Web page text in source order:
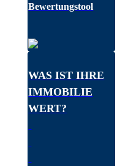
Bewertungstool
WAS IST IHRE
IMMOBILIE
WERT?